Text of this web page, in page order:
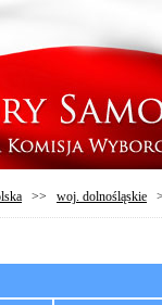
>> woj. dolnośląskie